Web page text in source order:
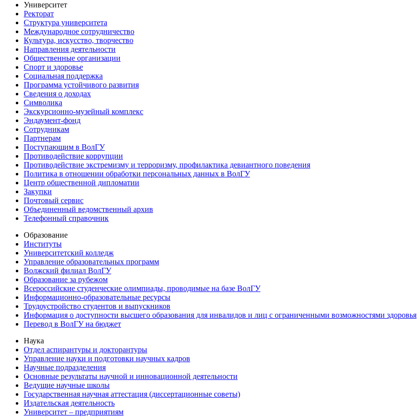
Университет
Ректорат
Структура университета
Международное сотрудничество
Культура, искусство, творчество
Направления деятельности
Общественные организации
Спорт и здоровье
Социальная поддержка
Программа устойчивого развития
Сведения о доходах
Символика
Экскурсионно-музейный комплекс
Эндаумент-фонд
Сотрудникам
Партнерам
Поступающим в ВолГУ
Противодействие коррупции
Противодействие экстремизму и терроризму, профилактика девиантного поведения
Политика в отношении обработки персональных данных в ВолГУ
Центр общественной дипломатии
Закупки
Почтовый сервис
Объединенный ведомственный архив
Телефонный справочник
Образование
Институты
Университетский колледж
Управление образовательных программ
Волжский филиал ВолГУ
Образование за рубежом
Всероссийские студенческие олимпиады, проводимые на базе ВолГУ
Информационно-образовательные ресурсы
Трудоустройство студентов и выпускников
Информация о доступности высшего образования для инвалидов и лиц с ограниченными возможностями здоровья
Перевод в ВолГУ на бюджет
Наука
Отдел аспирантуры и докторантуры
Управление науки и подготовки научных кадров
Научные подразделения
Основные результаты научной и инновационной деятельности
Ведущие научные школы
Государственная научная аттестация (диссертационные советы)
Издательская деятельность
Университет – предприятиям